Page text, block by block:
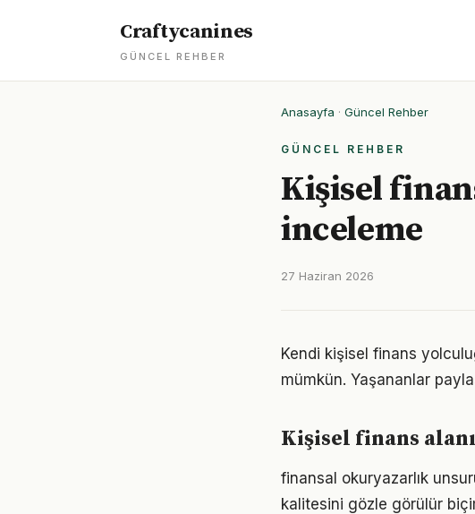
Craftycanines
GÜNCEL REHBER
Anasayfa · Güncel Rehber
GÜNCEL REHBER
Kişisel
inceleme
27 Haziran 2026
Kendi kişisel finans
mümkün. Yaşananlar
Kişisel finans
finansal okuryazarlık
kalitesini gözle görülür